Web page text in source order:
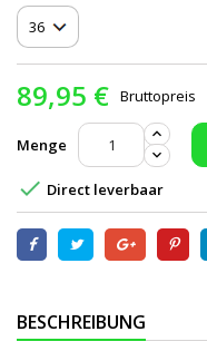
89,95 € Bruttopreis
Menge
 Direct leverbaar
BESCHREIBUNG